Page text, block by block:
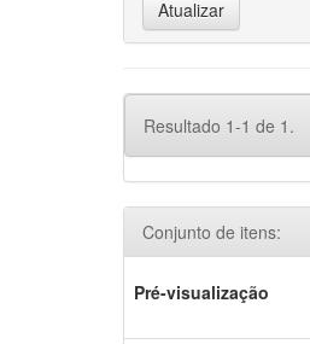
Resultado 1-1 de 1.
Conjunto de itens:
Pré-visualização